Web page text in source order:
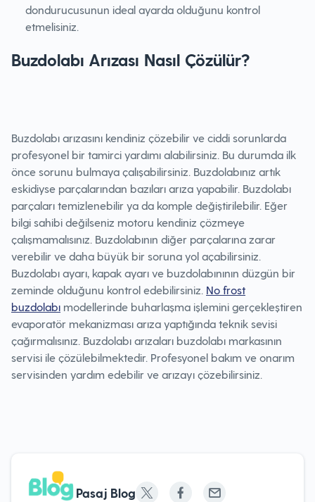
dondurucusunun ideal ayarda olduğunu kontrol
etmelisiniz.
Buzdolabı Arızası Nasıl Çözülür?
Buzdolabı arızasını kendiniz çözebilir ve ciddi sorunlarda
profesyonel bir tamirci yardımı alabilirsiniz. Bu durumda ilk
önce sorunu bulmaya çalışabilirsiniz. Buzdolabınız artık
eskidiyse parçalarından bazıları arıza yapabilir. Buzdolabı
parçaları temizlenebilir ya da komple değiştirilebilir. Eğer
bilgi sahibi değilseniz motoru kendiniz çözmeye
çalışmamalısınız. Buzdolabının diğer parçalarına zarar
verebilir ve daha büyük bir soruna yol açabilirsiniz.
Buzdolabı ayarı, kapak ayarı ve buzdolabınının düzgün bir
zeminde olduğunu kontrol edebilirsiniz. No frost
buzdolabı modellerinde buharlaşma işlemini gerçekleştiren
evaporatör mekanizması arıza yaptığında teknik sevisi
çağırmalısınız. Buzdolabı arızaları buzdolabı markasının
servisi ile çözülebilmektedir. Profesyonel bakım ve onarım
servisinden yardım edebilir ve arızayı çözebilirsiniz.
Pasaj Blog